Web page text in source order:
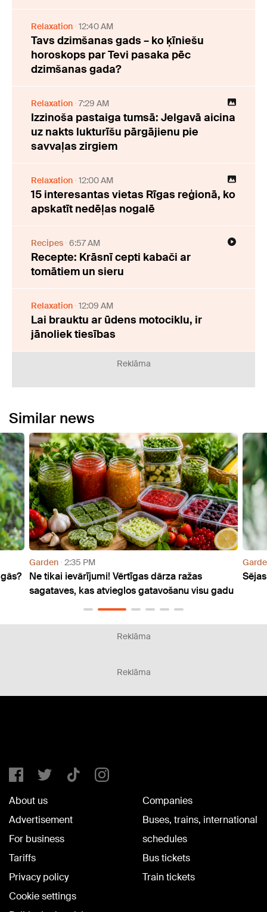
Relaxation 12:40 AM
Tavs dzimšanas gads – ko ķīniešu
horoskops par Tevi pasaka pēc
dzimšanas gada?
Relaxation 7:29 AM
Izzinoša pastaiga tumsā: Jelgavā aicina
uz nakts lukturīšu pārgājienu pie
savvaļas zirgiem
Relaxation 12:00 AM
15 interesantas vietas Rīgas reģionā, ko
apskatīt nedēļas nogalē
Recipes 6:57 AM
Recepte: Krāsnī cepti kabači ar
tomātiem un sieru
Relaxation 12:09 AM
Lai brauktu ar ūdens motociklu, ir
jānoliek tiesības
Reklāma
Similar news
visu gadu
Garden
Sējas dienu kalendārs jūlijam
Reklāma
Reklāma
About us
Advertisement
For business
Tariffs
Privacy policy
Cookie settings
Companies
Buses, trains, international
schedules
Bus tickets
Train tickets